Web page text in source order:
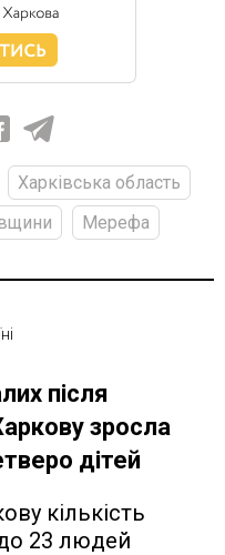
Харківська область
Мерефа
після
зросла
дітей
кількість
23 людей